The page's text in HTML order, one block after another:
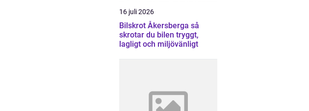
16 juli 2026
Bilskrot Åkersberga så
skrotar du bilen tryggt,
lagligt och miljövänligt